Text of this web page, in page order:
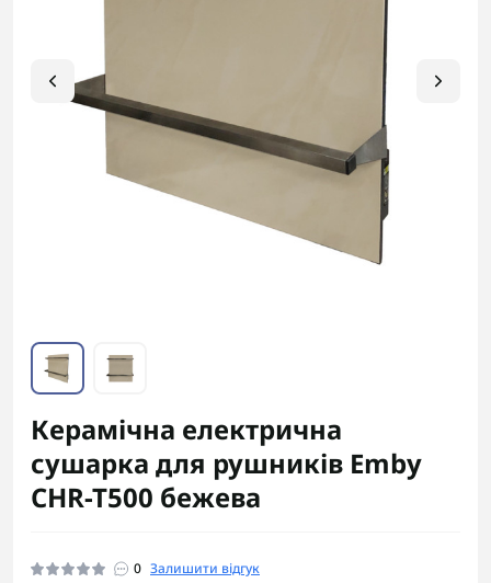
Керамічна електрична
сушарка для рушників Emby
CHR-T500 бежева
0 Залишити відгук